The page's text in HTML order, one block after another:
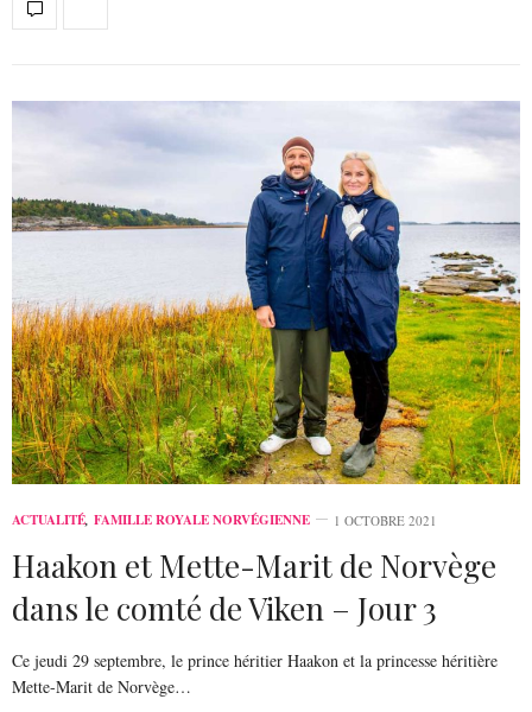
ACTUALITÉ, FAMILLE ROYALE NORVÉGIENNE 1 OCTOBRE 2021
Haakon et Mette-Marit de Norvège
dans le comté de Viken – Jour 3
Ce jeudi 29 septembre, le prince héritier Haakon et la princesse héritière
Mette-Marit de Norvège…